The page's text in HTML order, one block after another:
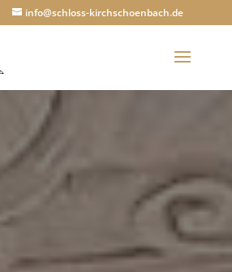
info@schloss-kirchschoenbach.de